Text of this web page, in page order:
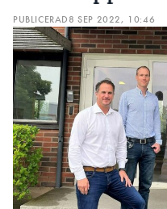
PUBLICERAD8 SEP 2022, 10:46